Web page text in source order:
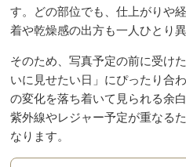
す。どの部位でも、仕上がりや
着や乾燥感の出方も一人ひとり異
そのため、写真予定の前に受け
いに見せたい日」にぴったり合
の変化を落ち着いて見られる余
紫外線やレジャー予定が重なる
なります。